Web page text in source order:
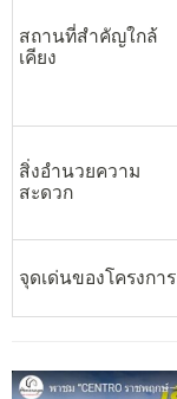
สถานที่สำคัญใกล้
เคียง
สิ่งอำนวยความ
สะดวก
จุดเด่นของโครงการ